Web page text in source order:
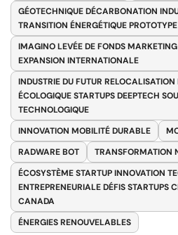
GÉOTECHNIQUE DÉCARBONATION
TRANSITION ÉNERGÉTIQUE
IMAGINO LEVÉE DE FONDS
EXPANSION INTERNATIONALE
INDUSTRIE DU FUTUR
ÉCOLOGIQUE STARTUPS DEEPTECH
TECHNOLOGIQUE
INNOVATION MOBILITÉ DURABLE
RADWARE BOT
TRANSFORMATION
ÉCOSYSTÈME STARTUP INNOVATION
ENTREPRENEURIALE DÉFIS STARTUPS
CANADA
ÉNERGIES RENOUVELABLES